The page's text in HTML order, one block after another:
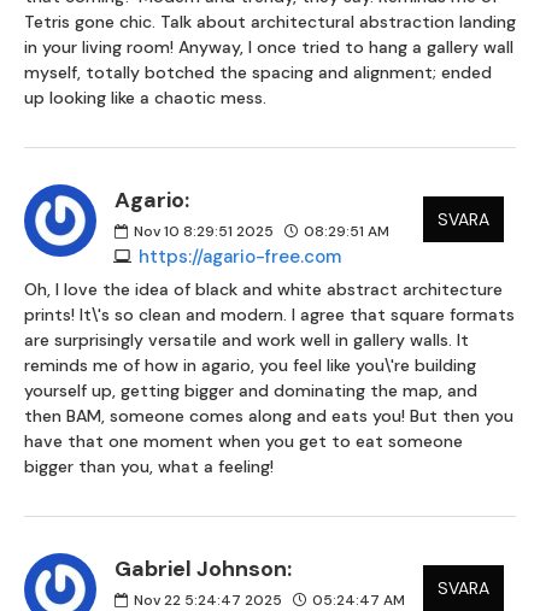
Tetris gone chic. Talk about architectural abstraction landing
in your living room! Anyway, I once tried to hang a gallery wall
myself, totally botched the spacing and alignment; ended
up looking like a chaotic mess.
Agario:
Nov 10 8:29:51 2025 08:29:51 AM
https://agario-free.com
SVARA
Oh, I love the idea of black and white abstract architecture
prints! It\'s so clean and modern. I agree that square formats
are surprisingly versatile and work well in gallery walls. It
reminds me of how in agario, you feel like you\'re building
yourself up, getting bigger and dominating the map, and
then BAM, someone comes along and eats you! But then you
have that one moment when you get to eat someone
bigger than you, what a feeling!
Gabriel Johnson:
Nov 22 5:24:47 2025 05:24:47 AM
SVARA